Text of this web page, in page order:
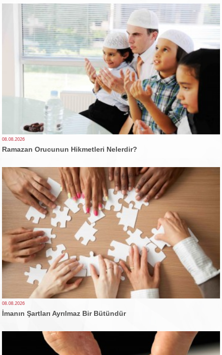
08.08.2026
Ramazan Orucunun Hikmetleri Nelerdir?
08.08.2026
İmanın Şartları Ayrılmaz Bir Bütündür